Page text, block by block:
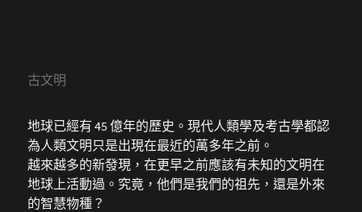
古文明
地球已經有 45 億年的歷史。現代人類學及考古學都認
為人類文明只是出現在最近的萬多年之前。
越來越多的新發現，在更早之前應該有未知的文明在
地球上活動過。究竟，他們是我們的祖先，還是外來
的智慧物種？